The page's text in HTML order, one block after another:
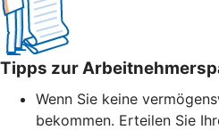
Tipps zur
Wenn Sie keine
bekommen. Erteilen Sie